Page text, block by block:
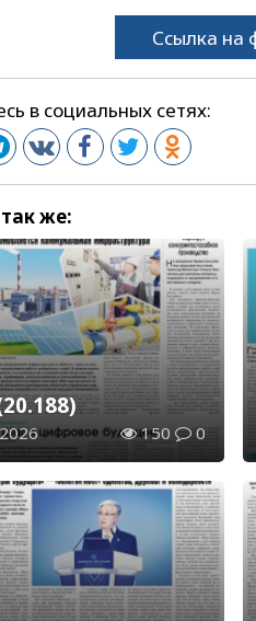
Ссылка на
в социальных сетях:
же:
150 0